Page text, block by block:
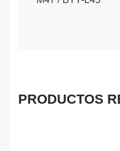
PRODUCTOS